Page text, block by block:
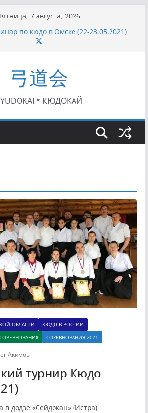
7 августа, 2026
Кубка Московской области по Кюдо /
II (27.06.2021)
по кюдо в Омске (22-23.05.2021)
III (01.08.2021)
Посла Японии в России по Кюдо,
(25.07.2021)
弓道会
* КЮДОКАЙ
ОБЛАСТИ
КЮДО В РОССИИ
СОРЕВНОВАНИЯ СОРЕВНОВАНИЯ 2021
Акимов
турнир Кюдо
в додзе «Сейдокан» (Истра)